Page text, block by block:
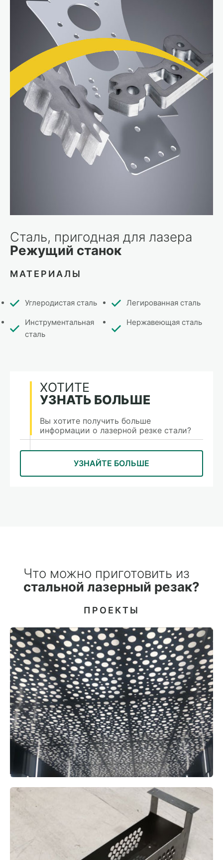
Сталь, пригодная для лазера
Режущий станок
МАТЕРИАЛЫ
Углеродистая сталь Легированная сталь
Инструментальная
сталь
Нержавеющая сталь
ХОТИТЕ
УЗНАТЬ БОЛЬШЕ
Вы хотите получить больше
информации о лазерной резке стали?
УЗНАЙТЕ БОЛЬШЕ
Что можно приготовить из
стальной лазерный резак?
ПРОЕКТЫ